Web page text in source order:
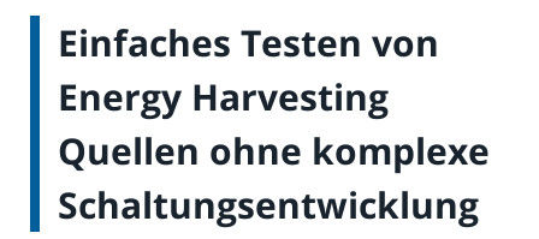
Einfaches Testen von
Energy Harvesting
Quellen ohne komplexe
Schaltungsentwicklung